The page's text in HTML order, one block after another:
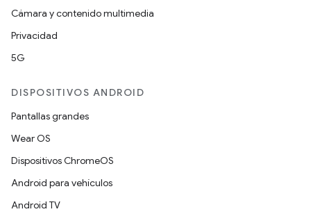
Cámara y contenido multimedia
Privacidad
5G
DISPOSITIVOS ANDROID
Pantallas grandes
Wear OS
Dispositivos ChromeOS
Android para vehículos
Android TV